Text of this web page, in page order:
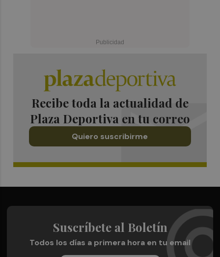
Recibe toda la actualidad de
Plaza Deportiva en tu correo
Quiero suscribirme
Suscríbete al Boletín
Todos los días a primera hora en tu email